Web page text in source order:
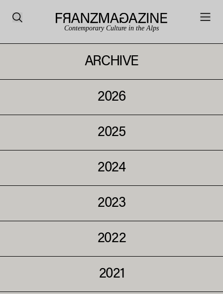
Contemporary Culture in the Alps
ARCHIVE
2026
2025
2024
2023
2022
2021